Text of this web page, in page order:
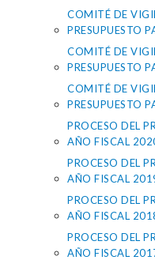
COMITÉ DE
PRESUPUESTO
COMITÉ DE
PRESUPUESTO
COMITÉ DE
PRESUPUESTO
PROCESO DEL
AÑO FISCAL
PROCESO DEL
AÑO FISCAL
PROCESO DEL
AÑO FISCAL
PROCESO DEL
AÑO FISCAL